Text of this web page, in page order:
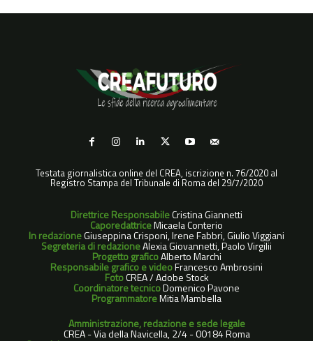
Testata giornalistica online del CREA, iscrizione n. 76/2020 al
Registro Stampa del Tribunale di Roma del 29/7/2020
Direttrice ResponsabileCristina Giannetti
CaporedattriceMicaela Conterio
In redazioneGiuseppina Crisponi, Irene Fabbri, Giulio Viggiani
Segreteria di redazioneAlexia Giovannetti, Paolo Virgilii
Progetto graficoAlberto Marchi
Responsabile grafico e videoFrancesco Ambrosini
FotoCREA / Adobe Stock
Coordinatore tecnicoDomenico Pavone
ProgrammatoreMitia Mambella
Amministrazione, redazione e sede legale
CREA - Via della Navicella, 2/4 - 00184 Roma